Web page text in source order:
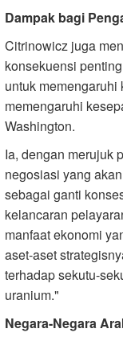
Dampak bagi
Citrinowicz juga
konsekuensi
untuk memengaruhi
memengaruhi
Washington.
Ia, dengan merujuk
negosiasi yang
sebagai ganti
kelancaran
manfaat ekonomi
aset-aset
terhadap sekutu-
uranium."
Negara-Negara